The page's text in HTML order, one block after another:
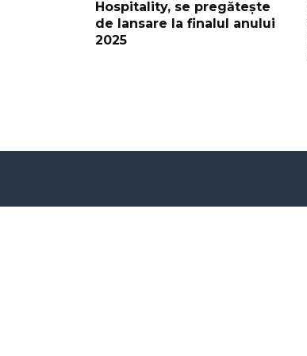
Hospitality, se pregătește
de lansare la finalul anului
2025